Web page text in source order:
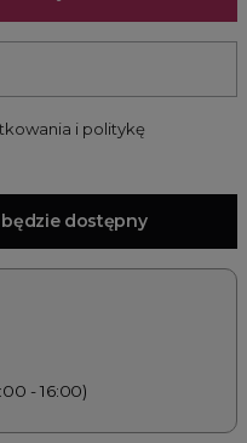
i politykę
dostępny
- 16:00)